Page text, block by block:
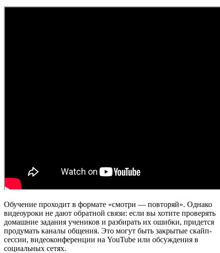
Обучение проходит в формате «смотри — повторяй». Однако
видеоуроки не дают обратной связи: если вы хотите проверять
домашние задания учеников и разбирать их ошибки, придется
продумать каналы общения. Это могут быть закрытые скайп-
сессии, видеоконференции на YouTube или обсуждения в
социальных сетях.